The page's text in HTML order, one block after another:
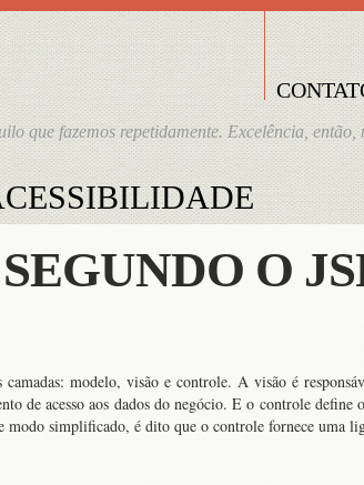
que fazemos repetidamente. Excelência,
O
modelo, visão e controle. A visão é
de acesso aos dados do negócio. E o controle
modo simplificado, é dito que o controle fornece uma